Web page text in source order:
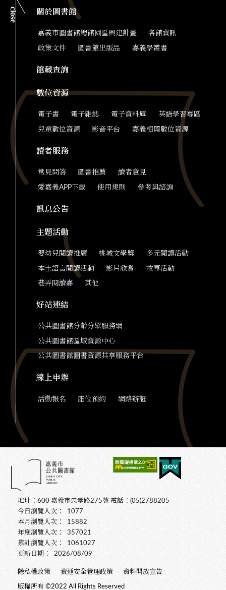
close 關於圖書館
嘉義市圖書館總館園區興建計畫 各館資訊
政策文件 圖書館出版品 嘉義學叢書
館藏查詢
數位資源
電子書 電子雜誌 電子資料庫 英語學習專區
兒童數位資源 影音平台 嘉義相關數位資源
讀者服務
常見問答 圖書推薦 讀者意見
愛嘉義APP下載 使用規則 參考與諮詢
訊息公告
主題活動
嬰幼兒閱讀推廣 桃城文學獎 多元閱讀活動
本土語言閱讀活動 影片欣賞 故事活動
巷弄閱讀嘉 其他
好站連結
公共圖書館分齡分眾服務網
公共圖書館區域資源中心
公共圖書館圖書資源共享服務平台
線上申辦
活動報名 座位預約 網路辦證
地址：600 嘉義市忠孝路275號 電話：(05)2788205
今日瀏覽人次：
1077
本月瀏覽人次：
15882
年度瀏覽人次：
357021
累計瀏覽人次：
1061027
更新日期：
2026/08/09
隱私權政策 資通安全管理政策 資料開放宣告
版權所有 ©2022 All Rights Reserved